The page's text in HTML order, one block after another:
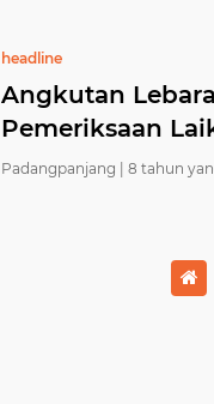
headline
Angkutan
Pemeriksaan
Padangpanjang | 8 tahun